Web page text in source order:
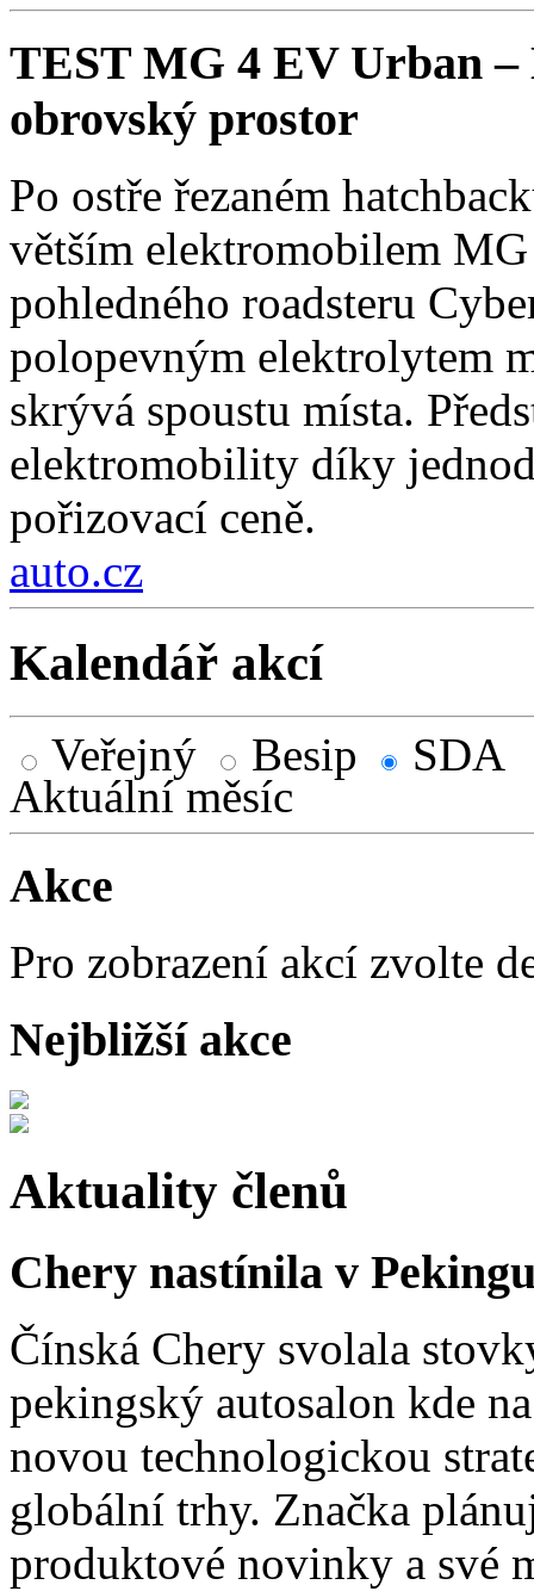
TEST MG 4 EV Urban
obrovský prostor
Po ostře řezaném
větším elektromobilem
pohledného roadsteru
polopevným elektrolytem
skrývá spoustu místa.
elektromobility díky
pořizovací ceně.
auto.cz
Kalendář akcí
Veřejný Besip
SDA
Aktuální měsíc
Akce
Pro zobrazení akcí zvolte
Nejbližší akce
Aktuality členů
Chery nastínila v
Čínská Chery svolala
pekingský autosalon kde
novou technologickou
globální trhy. Značka
produktové novinky a své